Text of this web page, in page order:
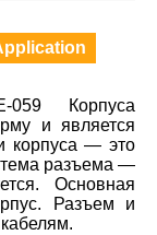
059 Корпуса
и является
корпуса — это
разъема —
Основная
Разъем и